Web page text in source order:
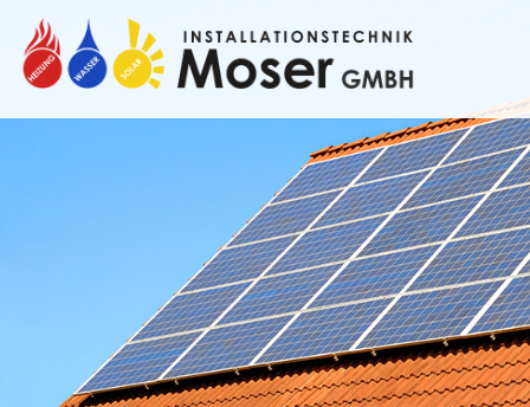
Luft
Moderne
bei weniger
Luft. Daneben
weiterlesen »